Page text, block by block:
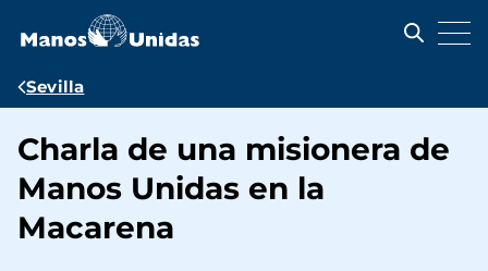
contenido
Ruta
navegación
Sevilla
Charla de una misionera de
Manos Unidas en la
Macarena